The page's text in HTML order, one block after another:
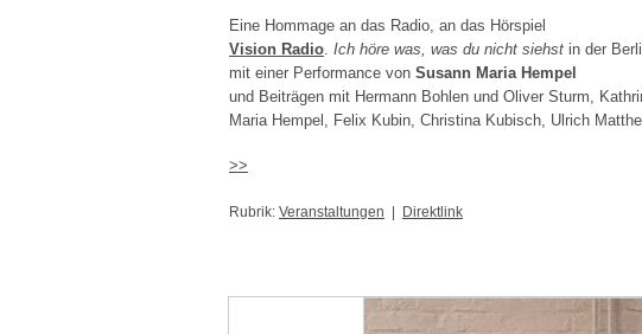
Eine Hommage an das Radio, an das Hörspiel
Vision Radio. Ich höre was, was du nicht siehst in der
mit einer Performance von Susann Maria Hempel
und Beiträgen mit Hermann Bohlen und Oliver Sturm,
Maria Hempel, Felix Kubin, Christina Kubisch, Ulrich
>>
Rubrik: Veranstaltungen Direktlink